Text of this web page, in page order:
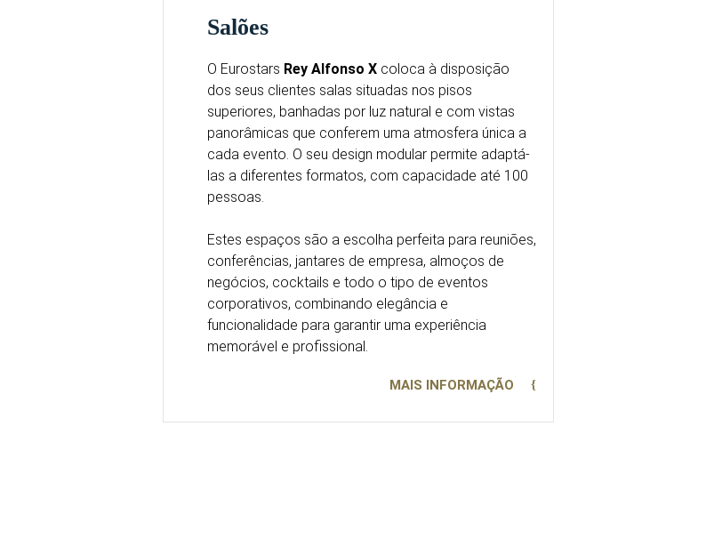
Salões
O Eurostars Rey Alfonso X coloca à disposição
dos seus clientes salas situadas nos pisos
superiores, banhadas por luz natural e com vistas
panorâmicas que conferem uma atmosfera única a
cada evento. O seu design modular permite adaptá-
las a diferentes formatos, com capacidade até 100
pessoas.
Estes espaços são a escolha perfeita para reuniões,
conferências, jantares de empresa, almoços de
negócios, cocktails e todo o tipo de eventos
corporativos, combinando elegância e
funcionalidade para garantir uma experiência
memorável e profissional.
MAIS INFORMAÇÃO